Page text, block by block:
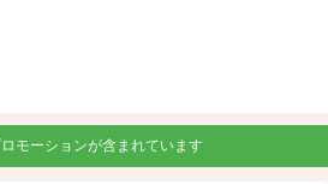
モーションが含まれています